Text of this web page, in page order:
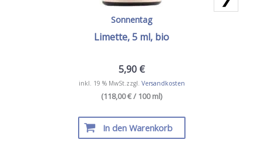
Sonnentag
Limette, 5 ml, bio
5,90 €
inkl. 19 % MwSt.zzgl. Versandkosten
(118,00 € / 100 ml)
In den Warenkorb